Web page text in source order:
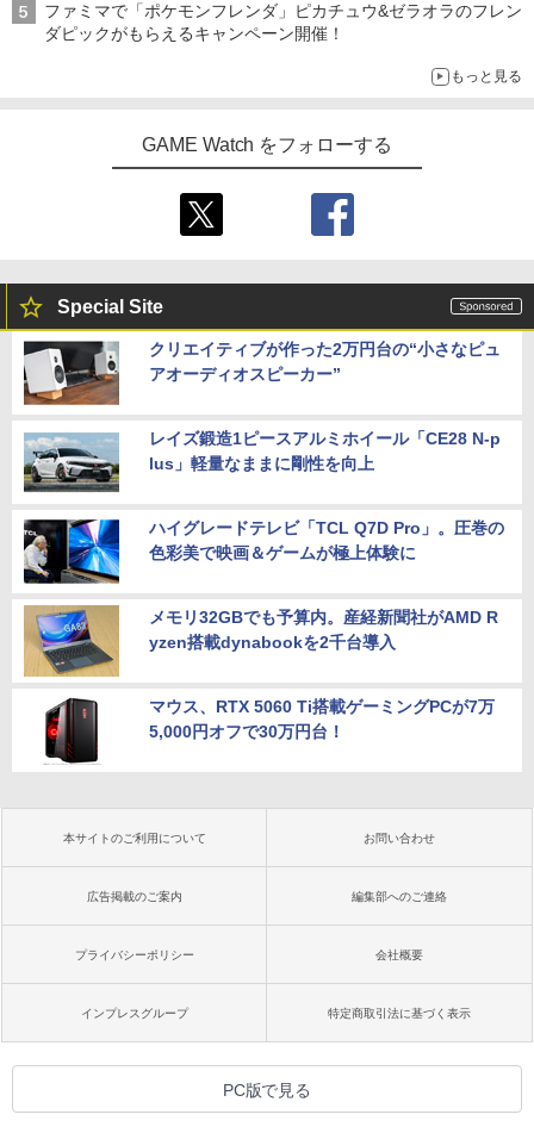
ファミマで「ポケモンフレンダ」ピカチュウ&ゼラオラのフレン
ダピックがもらえるキャンペーン開催！
もっと見る
GAME Watch をフォローする
Special Site
クリエイティブが作った2万円台の“小さなピュ
アオーディオスピーカー”
レイズ鍛造1ピースアルミホイール「CE28 N-p
lus」軽量なままに剛性を向上
ハイグレードテレビ「TCL Q7D Pro」。圧巻の
色彩美で映画＆ゲームが極上体験に
メモリ32GBでも予算内。産経新聞社がAMD R
yzen搭載dynabookを2千台導入
マウス、RTX 5060 Ti搭載ゲーミングPCが7万
5,000円オフで30万円台！
本サイトのご利用について お問い合わせ
広告掲載のご案内 編集部へのご連絡
プライバシーポリシー 会社概要
インプレスグループ 特定商取引法に基づく表示
PC版で見る